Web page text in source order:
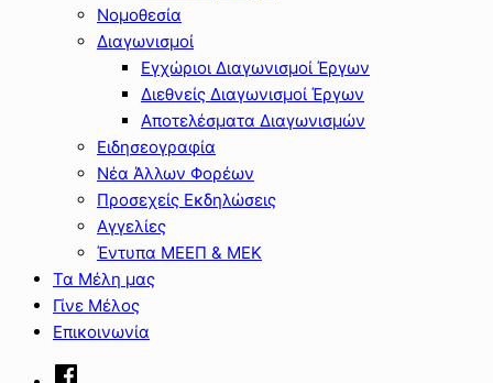
Νομοθεσία
Διαγωνισμοί
Εγχώριοι Διαγωνισμοί Έργων
Διεθνείς Διαγωνισμοί Έργων
Αποτελέσματα Διαγωνισμών
Ειδησεογραφία
Νέα Άλλων Φορέων
Προσεχείς Εκδηλώσεις
Αγγελίες
Έντυπα ΜΕΕΠ & ΜΕΚ
Τα Μέλη μας
Γίνε Μέλος
Επικοινωνία